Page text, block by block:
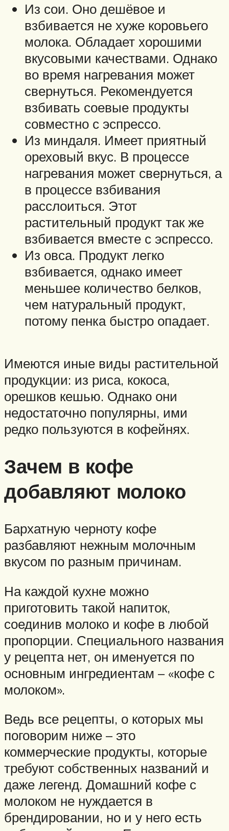
Из сои. Оно дешёвое и
взбивается не хуже коровьего
молока. Обладает хорошими
вкусовыми качествами. Однако
во время нагревания может
свернуться. Рекомендуется
взбивать соевые продукты
совместно с эспрессо.
Из миндаля. Имеет приятный
ореховый вкус. В процессе
нагревания может свернуться, а
в процессе взбивания
расслоиться. Этот
растительный продукт так же
взбивается вместе с эспрессо.
Из овса. Продукт легко
взбивается, однако имеет
меньшее количество белков,
чем натуральный продукт,
потому пенка быстро опадает.
Имеются иные виды растительной
продукции: из риса, кокоса,
орешков кешью. Однако они
недостаточно популярны, ими
редко пользуются в кофейнях.
Зачем в кофе
добавляют молоко
Бархатную черноту кофе
разбавляют нежным молочным
вкусом по разным причинам.
На каждой кухне можно
приготовить такой напиток,
соединив молоко и кофе в любой
пропорции. Специального названия
у рецепта нет, он именуется по
основным ингредиентам – «кофе с
молоком».
Ведь все рецепты, о которых мы
поговорим ниже – это
коммерческие продукты, которые
требуют собственных названий и
даже легенд. Домашний кофе с
молоком не нуждается в
брендировании, но и у него есть